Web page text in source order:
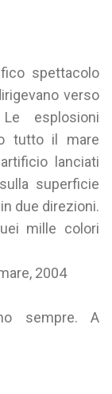
spettacolo
verso
esplosioni
tutto il mare
lanciati
superficie
due direzioni.
mille colori
2004
sempre. A